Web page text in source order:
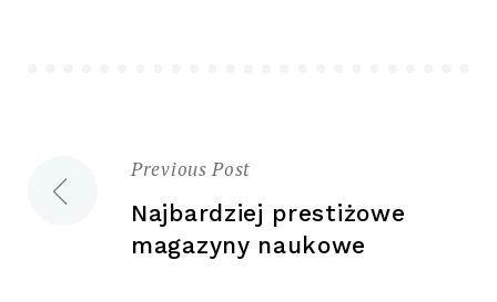
Nawigacja
wpisu
Previous Post
Najbardziej prestiżowe
magazyny naukowe